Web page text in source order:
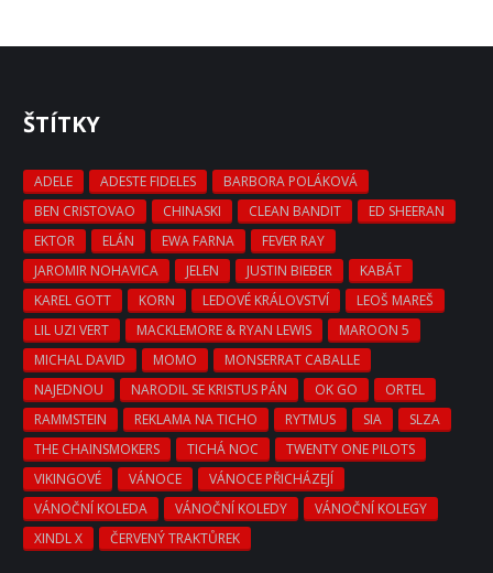
ŠTÍTKY
ADELE ADESTE FIDELES
BARBORA POLÁKOVÁ
BEN CRISTOVAO
CHINASKI CLEAN BANDIT
ED SHEERAN
EKTOR
ELÁN EWA FARNA
FEVER RAY
JAROMIR NOHAVICA
JELEN JUSTIN BIEBER
KABÁT
KAREL GOTT
KORN LEDOVÉ KRÁLOVSTVÍ
LEOŠ MAREŠ
LIL UZI VERT
MACKLEMORE & RYAN LEWIS
MAROON 5
MICHAL DAVID
MOMO
MONSERRAT CABALLE
NAJEDNOU
NARODIL SE KRISTUS PÁN OK GO
ORTEL
RAMMSTEIN
REKLAMA NA TICHO RYTMUS SIA
SLZA
THE CHAINSMOKERS
TICHÁ NOC
TWENTY ONE PILOTS
VIKINGOVÉ
VÁNOCE
VÁNOCE PŘICHÁZEJÍ
VÁNOČNÍ KOLEDA
VÁNOČNÍ KOLEDY
VÁNOČNÍ KOLEGY
XINDL X
ČERVENÝ TRAKTŮREK